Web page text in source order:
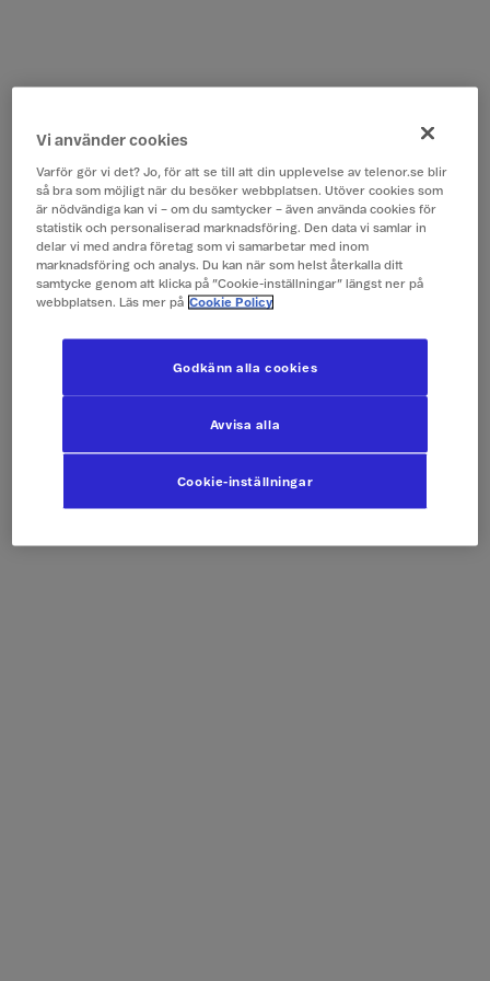
Vi använder cookies
Varför gör vi det? Jo, för att se till att din upplevelse av telenor.se blir
så bra som möjligt när du besöker webbplatsen. Utöver cookies som
är nödvändiga kan vi – om du samtycker – även använda cookies för
statistik och personaliserad marknadsföring. Den data vi samlar in
delar vi med andra företag som vi samarbetar med inom
marknadsföring och analys. Du kan när som helst återkalla ditt
samtycke genom att klicka på ”Cookie-inställningar” längst ner på
webbplatsen. Läs mer på Cookie Policy
Cookie-inställningar
Avvisa alla
Godkänn alla cookies